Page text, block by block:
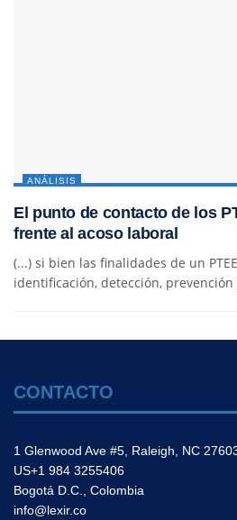
ANÁLISIS
El punto de contacto de los
frente al acoso laboral
(...) si bien las finalidades de un
identificación, detección, prevención
CONTACTO
1 Glenwood Ave #5, Raleigh, NC
US+1 984 3255406
Bogotá D.C., Colombia
info@lexir.co